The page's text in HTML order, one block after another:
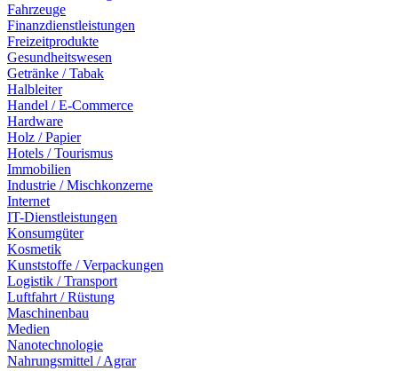
Fahrzeuge
Finanzdienstleistungen
Freizeitprodukte
Gesundheitswesen
Getränke / Tabak
Halbleiter
Handel / E-Commerce
Hardware
Holz / Papier
Hotels / Tourismus
Immobilien
Industrie / Mischkonzerne
Internet
IT-Dienstleistungen
Konsumgüter
Kosmetik
Kunststoffe / Verpackungen
Logistik / Transport
Luftfahrt / Rüstung
Maschinenbau
Medien
Nanotechnologie
Nahrungsmittel / Agrar